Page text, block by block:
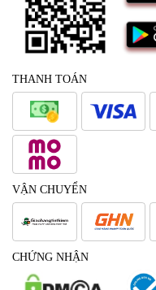
THANH TOÁN
VẬN CHUYỂN
CHỨNG NHẬN